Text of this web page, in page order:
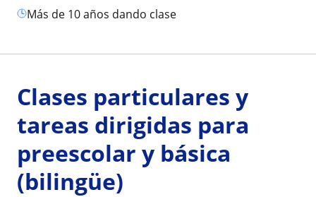
más de 10 años dando clase
Clases particulares y
tareas dirigidas para
preescolar y básica
(bilingüe)